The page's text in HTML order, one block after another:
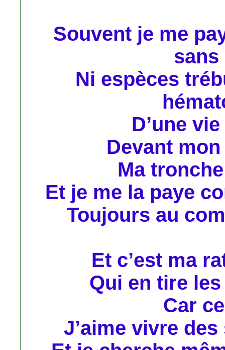
Souvent je me
sans
Ni espèces
D’une
Devant
Ma
Et je me la paye
Toujours au
Et c’est ma
Qui en tire
Car
J’aime vivre